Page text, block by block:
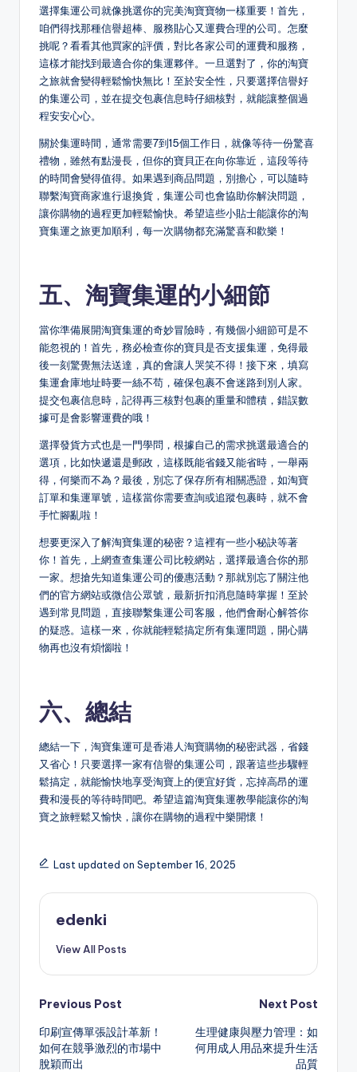
選擇集運公司就像挑選你的完美淘寶寶物一樣重要！首先，
咱們得找那種信譽超棒、服務貼心又運費合理的公司。怎麼
挑呢？看看其他買家的評價，對比各家公司的運費和服務，
這樣才能找到最適合你的集運夥伴。一旦選對了，你的淘寶
之旅就會變得輕鬆愉快無比！至於安全性，只要選擇信譽好
的集運公司，並在提交包裹信息時仔細核對，就能讓整個過
程安安心心。
關於集運時間，通常需要7到15個工作日，就像等待一份驚喜
禮物，雖然有點漫長，但你的寶貝正在向你靠近，這段等待
的時間會變得值得。如果遇到商品問題，別擔心，可以隨時
聯繫淘寶商家進行退換貨，集運公司也會協助你解決問題，
讓你購物的過程更加輕鬆愉快。希望這些小貼士能讓你的淘
寶集運之旅更加順利，每一次購物都充滿驚喜和歡樂！
五、淘寶集運的小細節
當你準備展開淘寶集運的奇妙冒險時，有幾個小細節可是不
能忽視的！首先，務必檢查你的寶貝是否支援集運，免得最
後一刻驚覺無法送達，真的會讓人哭笑不得！接下來，填寫
集運倉庫地址時要一絲不苟，確保包裹不會迷路到別人家。
提交包裹信息時，記得再三核對包裹的重量和體積，錯誤數
據可是會影響運費的哦！
選擇發貨方式也是一門學問，根據自己的需求挑選最適合的
選項，比如快遞還是郵政，這樣既能省錢又能省時，一舉兩
得，何樂而不為？最後，別忘了保存所有相關憑證，如淘寶
訂單和集運單號，這樣當你需要查詢或追蹤包裹時，就不會
手忙腳亂啦！
想要更深入了解淘寶集運的秘密？這裡有一些小秘訣等著
你！首先，上網查查集運公司比較網站，選擇最適合你的那
一家。想搶先知道集運公司的優惠活動？那就別忘了關注他
們的官方網站或微信公眾號，最新折扣消息隨時掌握！至於
遇到常見問題，直接聯繫集運公司客服，他們會耐心解答你
的疑惑。這樣一來，你就能輕鬆搞定所有集運問題，開心購
物再也沒有煩惱啦！
六、總結
總結一下，淘寶集運可是香港人淘寶購物的秘密武器，省錢
又省心！只要選擇一家有信譽的集運公司，跟著這些步驟輕
鬆搞定，就能愉快地享受淘寶上的便宜好貨，忘掉高昂的運
費和漫長的等待時間吧。希望這篇淘寶集運教學能讓你的淘
寶之旅輕鬆又愉快，讓你在購物的過程中樂開懷！
Last updated on September 16, 2025
edenki
View All Posts
Post
navigation
Previous Post
印刷宣傳單張設計革新！
如何在競爭激烈的市場中
脫穎而出
Next Post
生理健康與壓力管理：如
何用成人用品來提升生活
品質